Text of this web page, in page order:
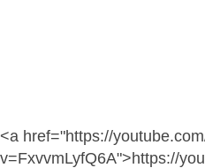
<a href="https://
v=FxvvmLyfQ6A">https://